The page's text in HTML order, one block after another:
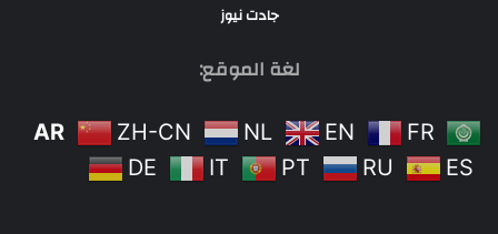
جادت نيوز
لغة الموقع:
AR ZH-CN NL EN
FR
DE
IT PT RU ES